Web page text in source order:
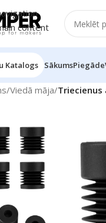
content
Katalogs SākumsPiegāde
/Viedā māja/Triecienus